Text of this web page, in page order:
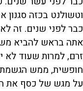
וטשולנט בכזה סגנון
כבר לפני שנים. זה
אתה בראש להביא
זרם, למרות שעוד לא
חופשית, ממש
על מגש של כסף את